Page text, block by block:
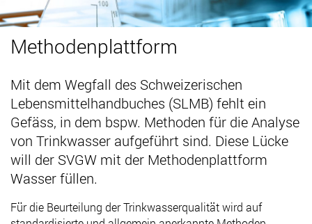
Methodenplattform
Mit dem Wegfall des Schweizerischen
Lebensmittelhandbuches (SLMB) fehlt ein
Gefäss, in dem bspw. Methoden für die Analyse
von Trinkwasser aufgeführt sind. Diese Lücke
will der SVGW mit der Methodenplattform
Wasser füllen.
Für die Beurteilung der Trinkwasserqualität wird auf